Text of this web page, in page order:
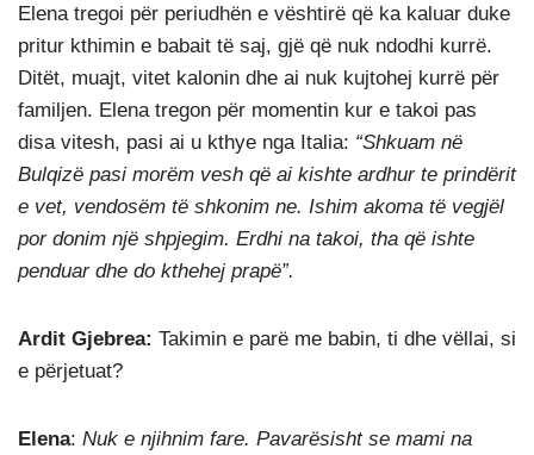
Elena tregoi për periudhën e vështirë që ka kaluar duke
pritur kthimin e babait të saj, gjë që nuk ndodhi kurrë.
Ditët, muajt, vitet kalonin dhe ai nuk kujtohej kurrë për
familjen. Elena tregon për momentin kur e takoi pas
disa vitesh, pasi ai u kthye nga Italia: “Shkuam në
Bulqizë pasi morëm vesh që ai kishte ardhur te prindërit
e vet, vendosëm të shkonim ne. Ishim akoma të vegjël
por donim një shpjegim. Erdhi na takoi, tha që ishte
penduar dhe do kthehej prapë”.
Ardit Gjebrea: Takimin e parë me babin, ti dhe vëllai, si
e përjetuat?
Elena: Nuk e njihnim fare. Pavarësisht se mami na